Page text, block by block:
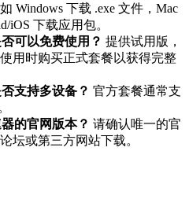
Windows 下载 .exe 文件，Mac
iOS 下载应用包。
可以免费使用？ 提供试用版，
用时购买正式套餐以获得完整
支持多设备？ 官方套餐通常支
的官网版本？ 请确认唯一的官
坛或第三方网站下载。